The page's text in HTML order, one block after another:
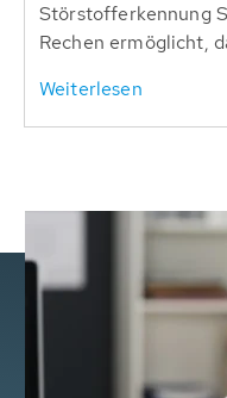
Störstofferkennung
Rechen ermöglicht,
Weiterlesen